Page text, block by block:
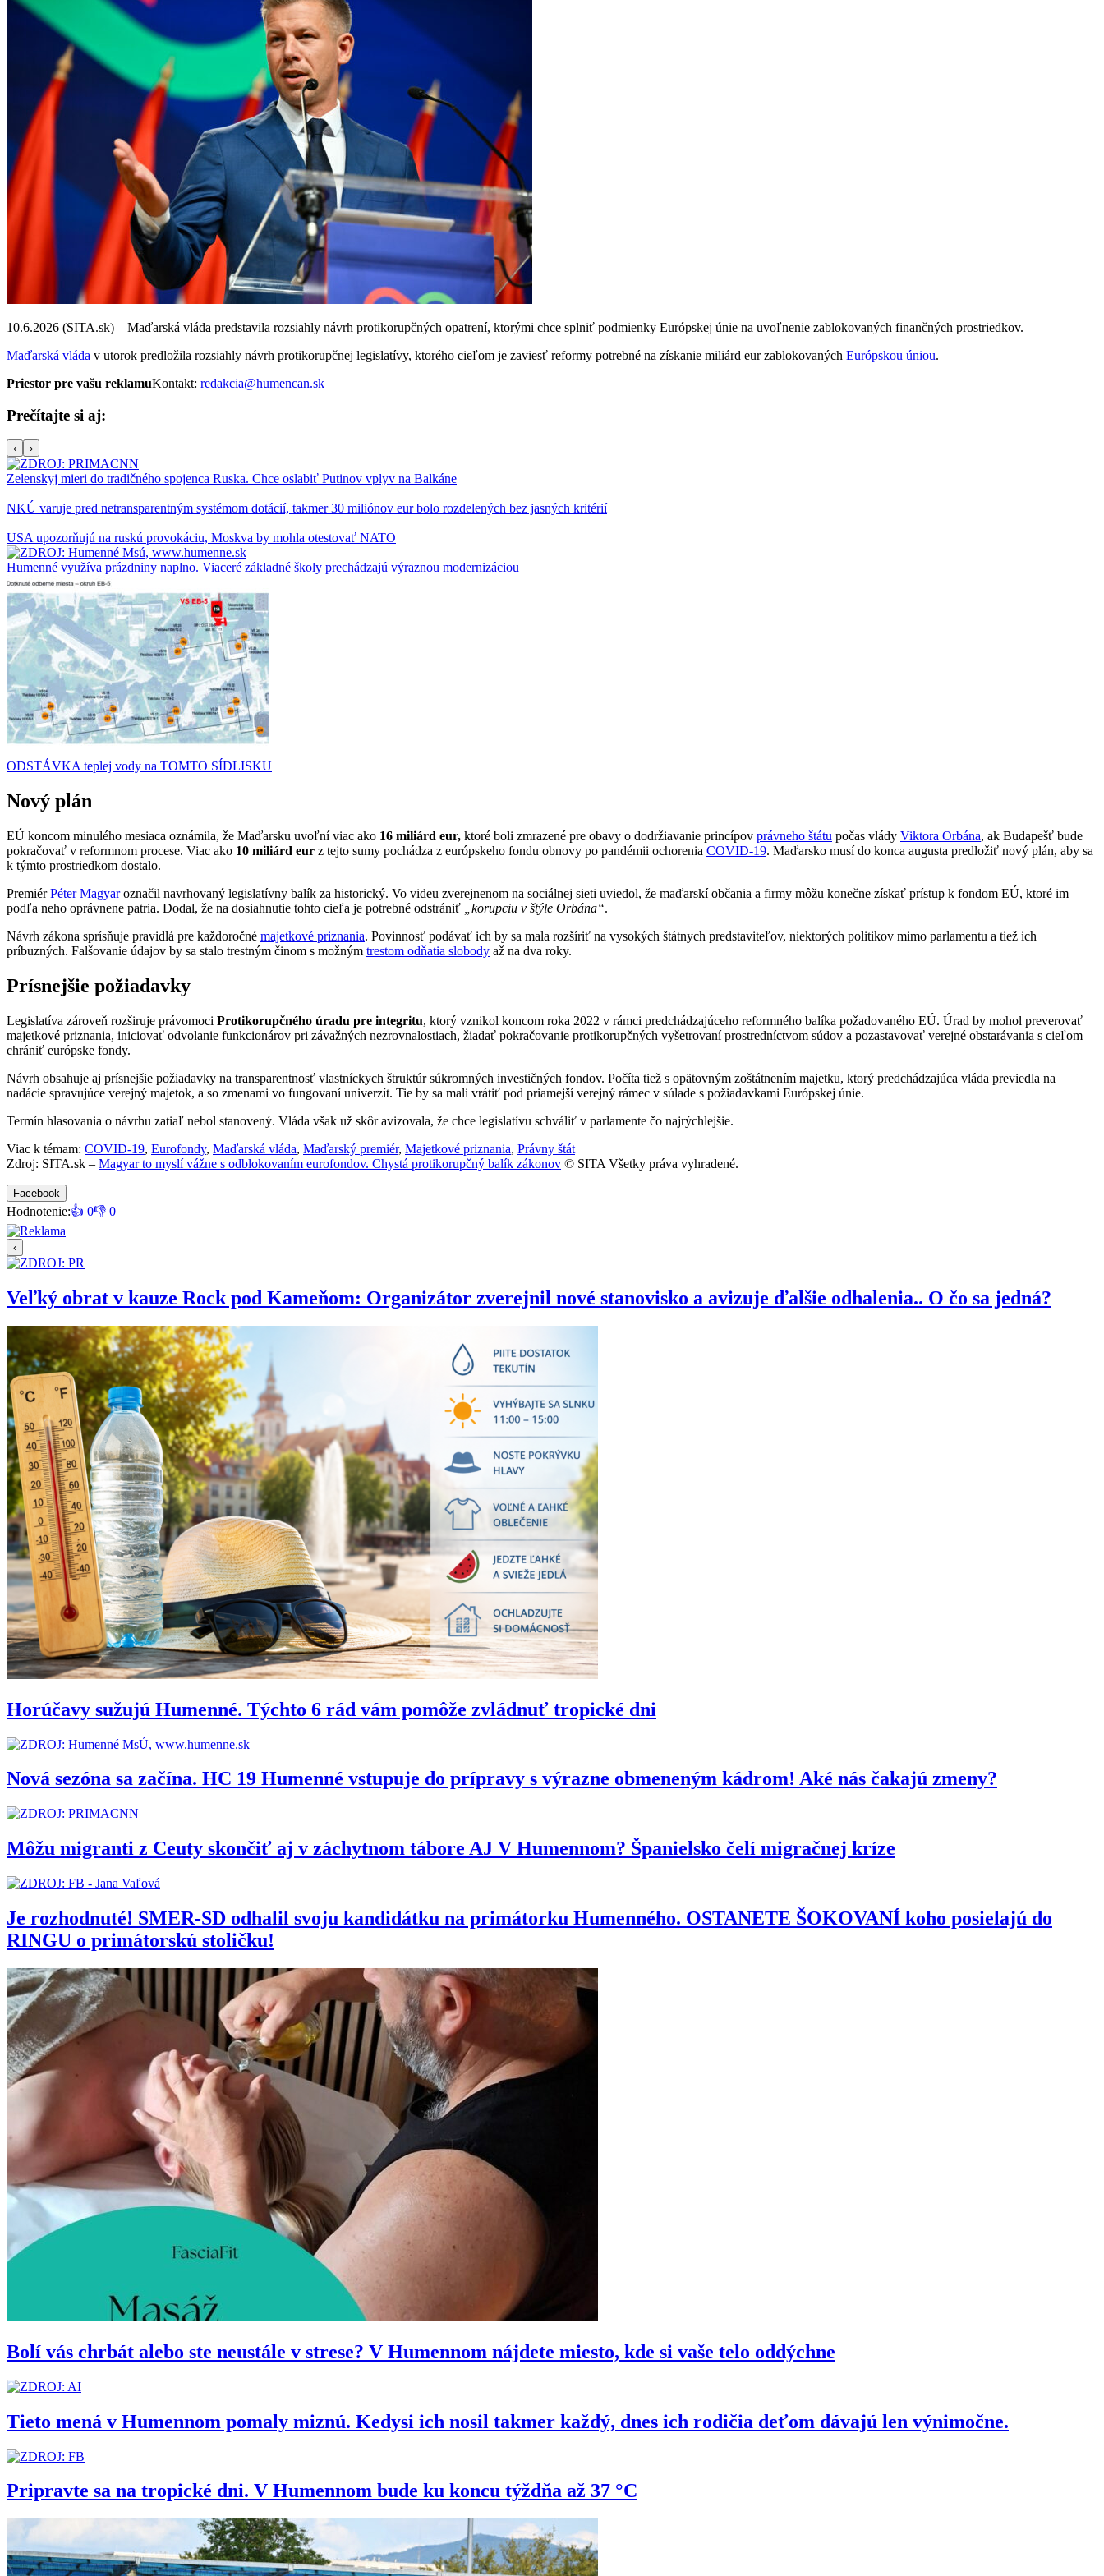
10.6.2026 (SITA.sk) – Maďarská vláda predstavila rozsiahly návrh protikorupčných opatrení, ktorými chce splniť podmienky Európskej únie na uvoľnenie zablokovaných finančných prostriedkov.
Maďarská vláda v utorok predložila rozsiahly návrh protikorupčnej legislatívy, ktorého cieľom je zaviesť reformy potrebné na získanie miliárd eur zablokovaných Európskou úniou.
Priestor pre vašu reklamuKontakt: redakcia@humencan.sk
Prečítajte si aj:
‹ ›
Zelenskyj mieri do tradičného spojenca Ruska. Chce oslabiť Putinov vplyv na Balkáne
NKÚ varuje pred netransparentným systémom dotácií, takmer 30 miliónov eur bolo rozdelených bez jasných kritérií
USA upozorňujú na ruskú provokáciu, Moskva by mohla otestovať NATO
Humenné využíva prázdniny naplno. Viaceré základné školy prechádzajú výraznou modernizáciou
ODSTÁVKA teplej vody na TOMTO SÍDLISKU
Nový plán
EÚ koncom minulého mesiaca oznámila, že Maďarsku uvoľní viac ako 16 miliárd eur, ktoré boli zmrazené pre obavy o dodržiavanie princípov právneho štátu počas vlády Viktora Orbána, ak Budapešť bude
pokračovať v reformnom procese. Viac ako 10 miliárd eur z tejto sumy pochádza z európskeho fondu obnovy po pandémii ochorenia COVID-19. Maďarsko musí do konca augusta predložiť nový plán, aby sa
k týmto prostriedkom dostalo.
PremiérPéter Magyaroznačil navrhovaný legislatívny balík za historický. Vo videu zverejnenom na sociálnej sieti uviedol, že maďarskí občania a firmy môžu konečne získať prístup k fondom EÚ, ktoré im
podľa neho oprávnene patria. Dodal, že na dosiahnutie tohto cieľa je potrebné odstrániť
„korupciu v štýle Orbána“.
Návrh zákona sprísňuje pravidlá pre každoročné majetkové priznania. Povinnosť podávať ich by sa mala rozšíriť na vysokých štátnych predstaviteľov, niektorých politikov mimo parlamentu a tiež ich
príbuzných. Falšovanie údajov by sa stalo trestným činom s možným trestom odňatia slobody až na dva roky.
Prísnejšie požiadavky
Legislatíva zároveň rozširuje právomoci Protikorupčného úradu pre integritu, ktorý vznikol koncom roka 2022 v rámci predchádzajúceho reformného balíka požadovaného EÚ. Úrad by mohol preverovať
majetkové priznania, iniciovať odvolanie funkcionárov pri závažných nezrovnalostiach, žiadať pokračovanie protikorupčných vyšetrovaní prostredníctvom súdov a pozastavovať verejné obstarávania s cieľom
chrániť európske fondy.
Návrh obsahuje aj prísnejšie požiadavky na transparentnosť vlastníckych štruktúr súkromných investičných fondov. Počíta tiež s opätovným zoštátnením majetku, ktorý predchádzajúca vláda previedla na
nadácie spravujúce verejný majetok, a so zmenami vo fungovaní univerzít. Tie by sa mali vrátiť pod priamejší verejný rámec v súlade s požiadavkami Európskej únie.
Termín hlasovania o návrhu zatiaľ nebol stanovený. Vláda však už skôr avizovala, že chce legislatívu schváliť v parlamente čo najrýchlejšie.
Viac k témam: COVID-19, Eurofondy, Maďarská vláda, Maďarský premiér, Majetkové priznania, Právny štát
Zdroj: SITA.sk – Magyar to myslí vážne s odblokovaním eurofondov. Chystá protikorupčný balík zákonov © SITA Všetky práva vyhradené.
Facebook
Hodnotenie:👍 0👎 0
‹
Veľký obrat v kauze Rock pod Kameňom: Organizátor zverejnil nové stanovisko a avizuje ďalšie odhalenia.. O čo sa jedná?
Horúčavy sužujú Humenné. Týchto 6 rád vám pomôže zvládnuť tropické dni
Nová sezóna sa začína. HC 19 Humenné vstupuje do prípravy s výrazne obmeneným kádrom! Aké nás čakajú zmeny?
Môžu migranti z Ceuty skončiť aj v záchytnom tábore AJ V Humennom? Španielsko čelí migračnej kríze
Je rozhodnuté! SMER-SD odhalil svoju kandidátku na primátorku Humenného. OSTANETE ŠOKOVANÍ koho posielajú do
RINGU o primátorskú stoličku!
Bolí vás chrbát alebo ste neustále v strese? V Humennom nájdete miesto, kde si vaše telo oddýchne
Tieto mená v Humennom pomaly miznú. Kedysi ich nosil takmer každý, dnes ich rodičia deťom dávajú len výnimočne.
Pripravte sa na tropické dni. V Humennom bude ku koncu týždňa až 37 °C